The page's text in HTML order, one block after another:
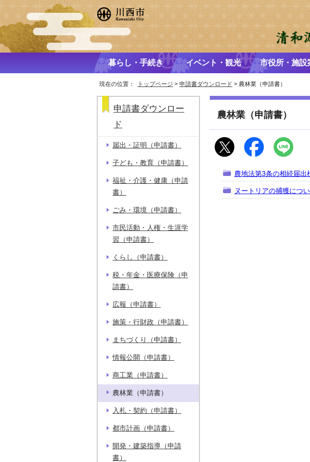
暮らし・手続き イベント・観光 市役所・施設
現在の位置： トップページ > 申請書ダウンロード > 農林業（申請書）
農林業（申請書）
農地法第3条の相続届出
ヌートリアの捕獲につ
申請書ダウンロー
ド
届出・証明（申請書）
子ども・教育（申請書）
福祉・介護・健康（申請
書）
ごみ・環境（申請書）
市民活動・人権・生涯学
習（申請書）
くらし（申請書）
税・年金・医療保険（申
請書）
広報（申請書）
施策・行財政（申請書）
まちづくり（申請書）
情報公開（申請書）
商工業（申請書）
農林業（申請書）
入札・契約（申請書）
都市計画（申請書）
開発・建築指導（申請
書）